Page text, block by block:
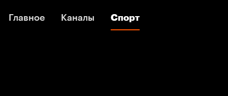
Главное Каналы Спорт
Главное Каналы Спорт